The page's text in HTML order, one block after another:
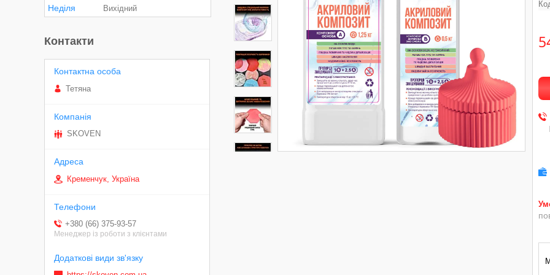
Неділя Вихідний
Контакти
Тетяна
SKOVEN
Кременчук, Україна
+380 (66) 375-93-57
Менеджер із роботи з клієнтами